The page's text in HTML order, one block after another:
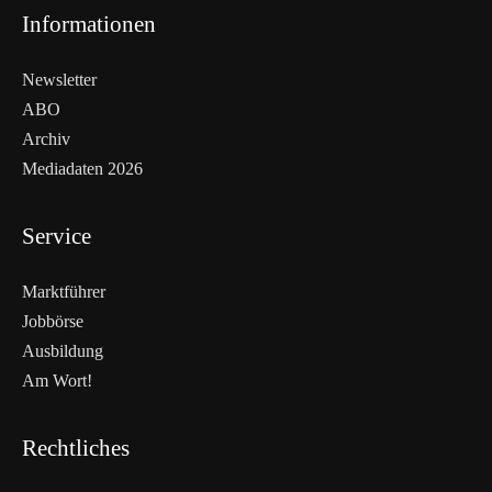
Informationen
Newsletter
ABO
Archiv
Mediadaten 2026
Service
Marktführer
Jobbörse
Ausbildung
Am Wort!
Rechtliches